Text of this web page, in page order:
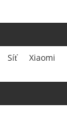
Síť Xiaomi